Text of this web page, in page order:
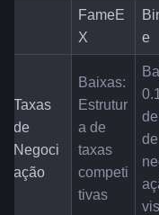
FameE
X
e
Taxas
de
Negoci
ação
Baixas:
Estrutur
a de
taxas
competi
tivas
de